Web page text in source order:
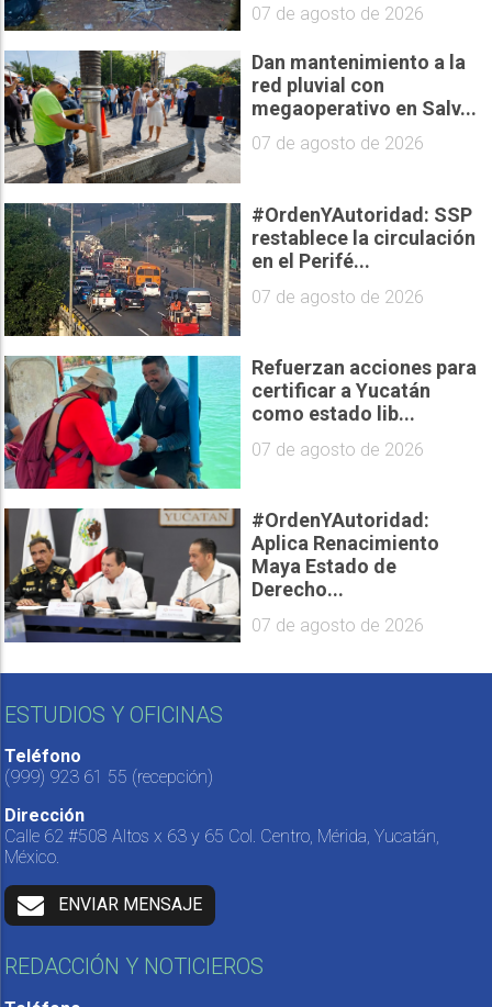
07 de agosto de 2026
Dan mantenimiento a la
red pluvial con
megaoperativo en Salv...
07 de agosto de 2026
#OrdenYAutoridad: SSP
restablece la circulación
en el Perifé...
07 de agosto de 2026
Refuerzan acciones para
certificar a Yucatán
como estado lib...
07 de agosto de 2026
#OrdenYAutoridad:
Aplica Renacimiento
Maya Estado de
Derecho...
07 de agosto de 2026
ESTUDIOS Y OFICINAS
Teléfono
(999) 923 61 55 (recepción)
Dirección
Calle 62 #508 Altos x 63 y 65 Col. Centro, Mérida, Yucatán,
México.
ENVIAR MENSAJE
REDACCIÓN Y NOTICIEROS